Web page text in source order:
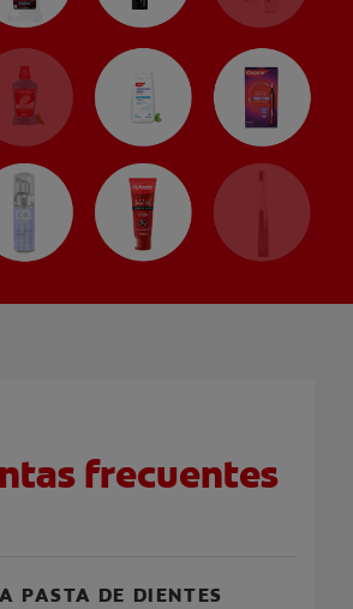
frecuentes
PASTA DE DIENTES